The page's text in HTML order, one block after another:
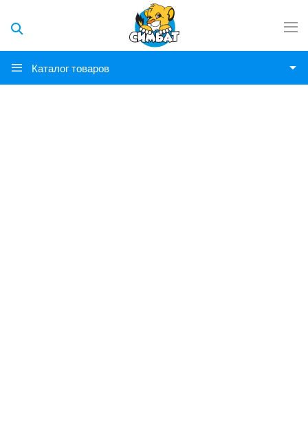
Каталог товаров